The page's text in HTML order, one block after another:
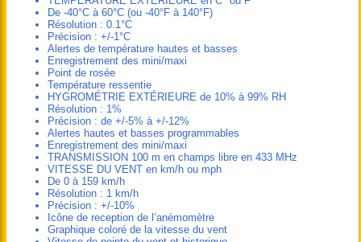
De -40°C à 60°C (ou -40°F à 140°F)
Résolution : 0.1°C
Précision : +/-1°C
Alertes de température hautes et basses
Enregistrement des mini/maxi
Point de rosée
Température ressentie
HYGROMÉTRIE EXTÉRIEURE de 10% à 99% RH
Résolution : 1%
Précision : de +/-5% à +/-12%
Alertes hautes et basses programmables
Enregistrement des mini/maxi
TRANSMISSION 100 m en champs libre en 433 MHz
VITESSE DU VENT en km/h ou mph
De 0 à 159 km/h
Résolution : 1 km/h
Précision : +/-10%
Icône de reception de l’anémomètre
Graphique coloré de la vitesse du vent